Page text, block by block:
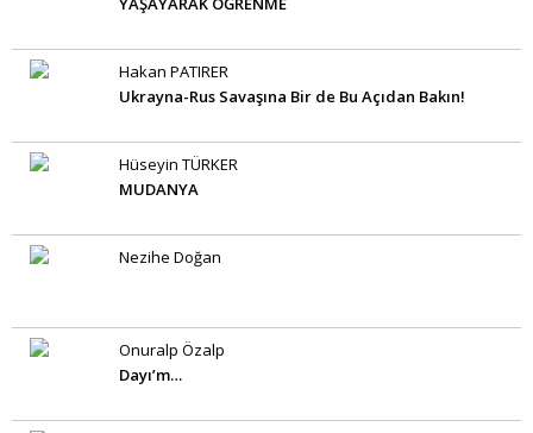
Hakan PATIRER
Ukrayna-Rus Savaşına Bir de Bu Açıdan Bakın!
Hüseyin TÜRKER
MUDANYA
Nezihe Doğan
Onuralp Özalp
Dayı’m…